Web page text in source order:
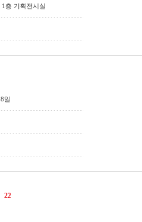
층 기획전시실
일
22